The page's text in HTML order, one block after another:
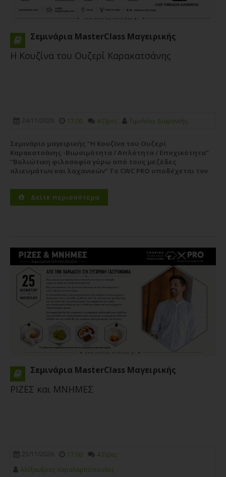
Σεμινάρια MasterClass Μαγειρικής
Η Κουζίνα του Ουζερί Καρακατσάνης
24/11/2026 17:00 4 Ώρες Τιμολέον Διαμαντής
Σεμινάριο μαγειρικής “Η Κουζίνα του Ουζερί
Καρακατσάνης -Βιωσιμότητα / Απλότητα / Εποχικότητα”
“Βολιώτικη φιλοσοφία γύρω από τους μεζέδες
αλιευμάτων και λαχανικών” Το CWC PRO υποδέχεται τον
Greece 2018** και Chef & Owner του **Ouzeri...
Δείτε περισσότερα
Σεμινάρια MasterClass Μαγειρικής
ΡΙΖΕΣ και ΜΝΗΜΕΣ
25/11/2026 17:00
4 Ώρες
Aλέξανδρος Xαραλαμπόπουλος